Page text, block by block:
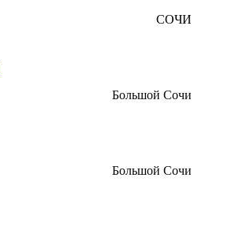
СОЧИ
Большой Сочи
Большой Сочи